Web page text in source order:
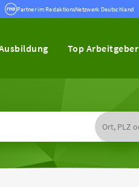
Partner im RedaktionsNetzwerk Deutschland
Top Arbeitgeber